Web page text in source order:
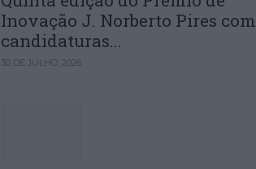
Inovação J. Norberto Pires com
candidaturas...
30 DE JULHO, 2026